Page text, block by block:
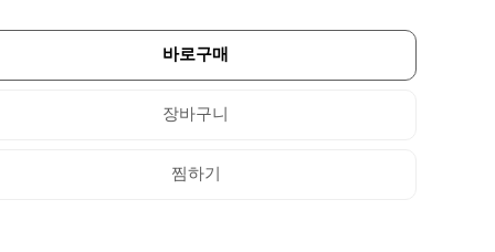
바로구매
장바구니
찜하기